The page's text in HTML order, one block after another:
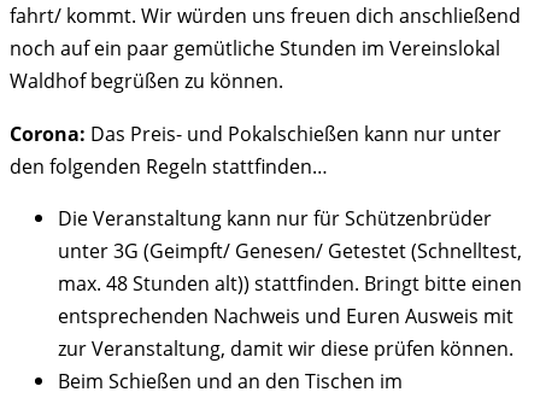
fahrt/ kommt. Wir würden uns freuen dich anschließend
noch auf ein paar gemütliche Stunden im Vereinslokal
Waldhof begrüßen zu können.
Corona: Das Preis- und Pokalschießen kann nur unter
den folgenden Regeln stattfinden…
Die Veranstaltung kann nur für Schützenbrüder
unter 3G (Geimpft/ Genesen/ Getestet (Schnelltest,
max. 48 Stunden alt)) stattfinden. Bringt bitte einen
entsprechenden Nachweis und Euren Ausweis mit
zur Veranstaltung, damit wir diese prüfen können.
Beim Schießen und an den Tischen im